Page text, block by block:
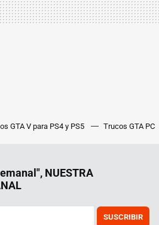
GTA V para PS4 y PS5 Trucos GTA PC
NUESTRA
SUSCRIBIR